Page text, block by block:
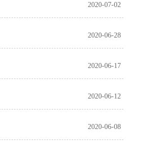
2020-07-02
2020-06-28
2020-06-17
2020-06-12
2020-06-08